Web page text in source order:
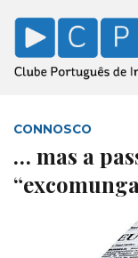
CONNOSCO
… mas a